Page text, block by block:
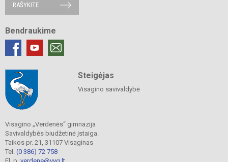
RAŠYKITE
Bendraukime
Steigėjas
Visagino savivaldybė
Visagino „Verdenės“ gimnazija
Savivaldybės biudžetinė įstaiga.
Taikos pr. 21, 31107 Visaginas
Tel. (0 386) 72 758